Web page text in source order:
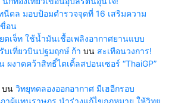
นีดล มอบป้อมตำรวจจุดที่ 16 เสริมความ
ขื่อน
ตเจ็ท ใช้น้ำมันเชื้อเพลิงอากาศยานแบบ
บเที่ยวบินปฐมฤกษ์ ก้า บน สะเทือนวงการ!
ผงาดคว้าสิทธิ์ไตเติ้ลสปอนเซอร์ “ThaiGP”
บน วิทยุทดลองออกอากาศ มีเฮอีกรอบ
าผู้แทนราษฎร นำร่างแก้ไขกฎหมาย ให้วิทยุ